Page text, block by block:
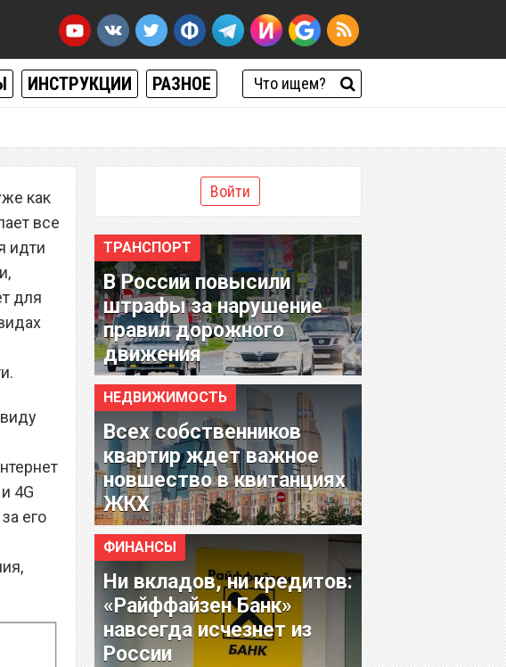
ИНСТРУКЦИИ РАЗНОЕ
как
все
идти
для
4G
его
Войти
ТРАНСПОРТ
В России повысили
штрафы за нарушение
правил дорожного
движения
НЕДВИЖИМОСТЬ
Всех собственников
квартир ждет важное
новшество в квитанциях
ЖКХ
ФИНАНСЫ
Ни вкладов, ни кредитов:
«Райффайзен Банк»
навсегда исчезнет из
России